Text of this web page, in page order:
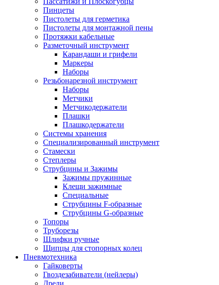
Пинцеты
Пистолеты для герметика
Пистолеты для монтажной пены
Протяжки кабельные
Разметочный инструмент
Карандаши и грифели
Маркеры
Наборы
Резьбонарезной инструмент
Наборы
Метчики
Метчикодержатели
Плашки
Плашкодержатели
Системы хранения
Специализированный инструмент
Стамески
Степлеры
Струбцины и Зажимы
Зажимы пружинные
Клещи зажимные
Специальные
Струбцины F-образные
Струбцины G-образные
Топоры
Труборезы
Шлифки ручные
Щипцы для стопорных колец
Пневмотехника
Гайковерты
Гвоздезабиватели (нейлеры)
Дрели